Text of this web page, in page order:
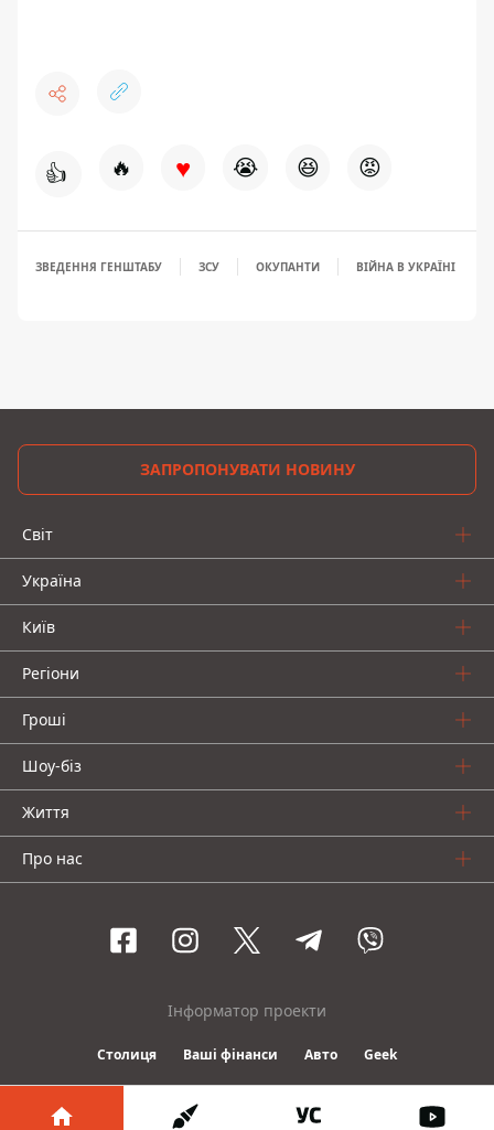
👍 🔥 ♥ 😭 😆 😡
ЗВЕДЕННЯ ГЕНШТАБУ ЗСУ ОКУПАНТИ ВІЙНА В УКРАЇНІ
ЗАПРОПОНУВАТИ НОВИНУ
Світ
Україна
Київ
Регіони
Гроші
Шоу-біз
Життя
Про нас
Інформатор проекти
Столиця Ваші фінанси Авто Geek
© 2016-2026 Informator